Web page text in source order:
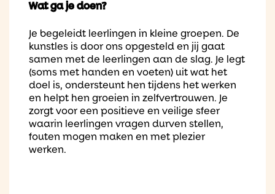
Wat ga je doen?
Je begeleidt leerlingen in kleine groepen. De
kunstles is door ons opgesteld en jij gaat
samen met de leerlingen aan de slag. Je legt
(soms met handen en voeten) uit wat het
doel is, ondersteunt hen tijdens het werken
en helpt hen groeien in zelfvertrouwen. Je
zorgt voor een positieve en veilige sfeer
waarin leerlingen vragen durven stellen,
fouten mogen maken en met plezier
werken.